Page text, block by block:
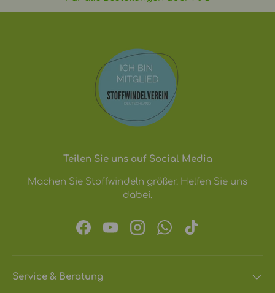
Teilen Sie uns auf Social Media
Machen Sie Stoffwindeln größer. Helfen Sie uns
dabei.
FacebookYouTubeInstagramWhatsApp
TikTok
Service & Beratung